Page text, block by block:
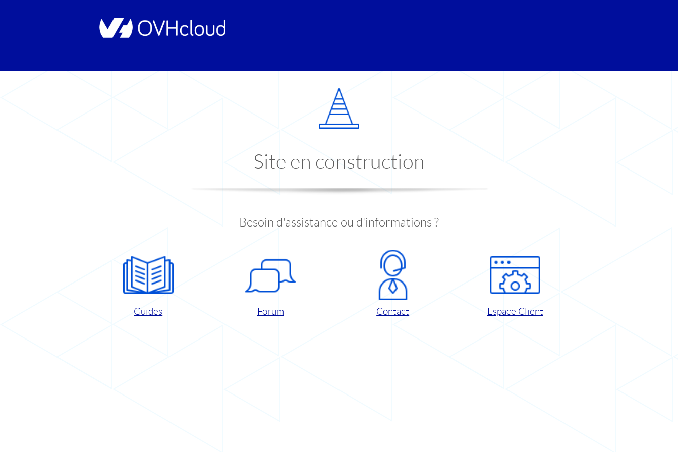
Site en construction
Besoin d'assistance ou d'informations ?
Guides Forum Contact Espace Client